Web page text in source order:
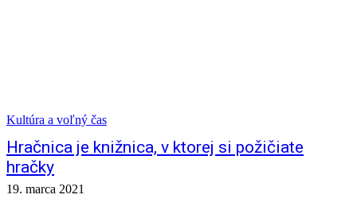
Kultúra a voľný čas
Hračnica je knižnica, v ktorej si požičiate
hračky
19. marca 2021